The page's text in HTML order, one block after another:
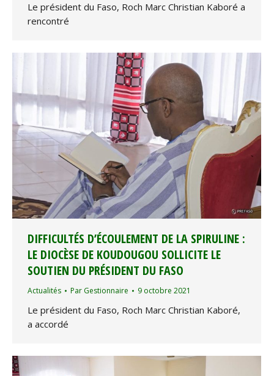
Le président du Faso, Roch Marc Christian Kaboré a
rencontré
DIFFICULTÉS D’ÉCOULEMENT DE LA SPIRULINE :
LE DIOCÈSE DE KOUDOUGOU SOLLICITE LE
SOUTIEN DU PRÉSIDENT DU FASO
Actualités Par Gestionnaire 9 octobre 2021
Le président du Faso, Roch Marc Christian Kaboré,
a accordé